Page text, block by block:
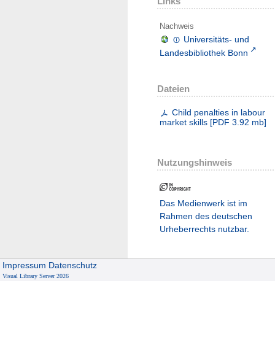
Nachweis
Universitäts- und
Landesbibliothek Bonn
Dateien
Child penalties in labour
market skills [PDF 3.92 mb]
Nutzungshinweis
Das Medienwerk ist im
Rahmen des deutschen
Urheberrechts nutzbar.
Impressum Datenschutz
Visual Library Server 2026